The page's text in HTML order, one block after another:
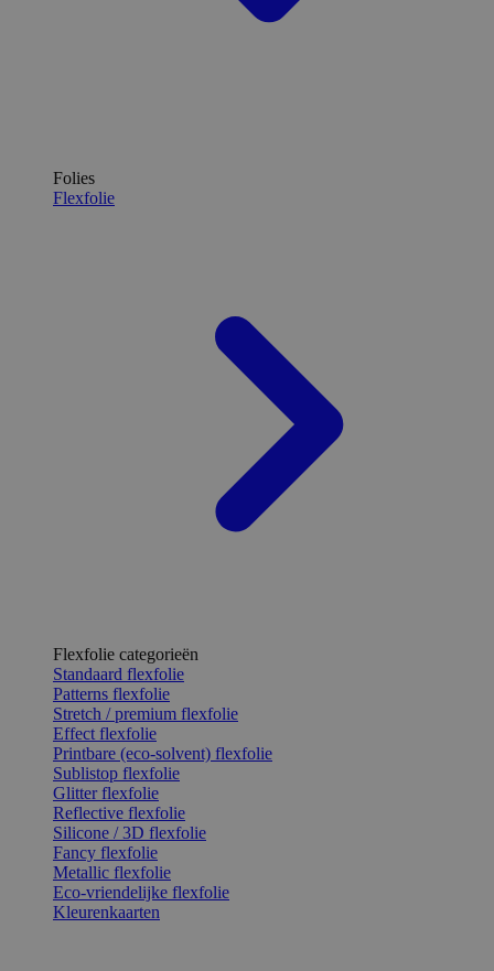
Folies
Flexfolie
Flexfolie categorieën
Standaard flexfolie
Patterns flexfolie
Stretch / premium flexfolie
Effect flexfolie
Printbare (eco-solvent) flexfolie
Sublistop flexfolie
Glitter flexfolie
Reflective flexfolie
Silicone / 3D flexfolie
Fancy flexfolie
Metallic flexfolie
Eco-vriendelijke flexfolie
Kleurenkaarten